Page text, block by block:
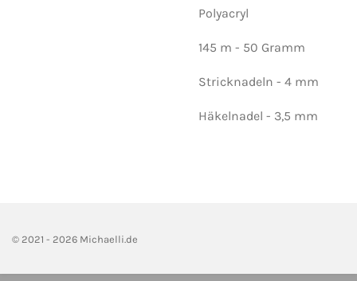
Polyacryl
145 m - 50 Gramm
Stricknadeln - 4 mm
Häkelnadel - 3,5 mm
© 2021 - 2026 Michaelli.de